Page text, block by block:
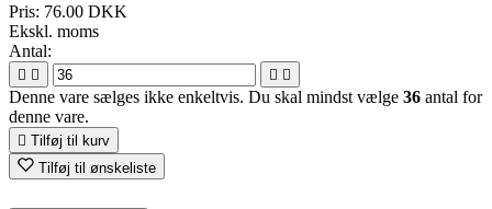
Pris: 76.00 DKK
Ekskl. moms
Antal:
   
Denne vare sælges ikke enkeltvis. Du skal mindst vælge 36 antal for
denne vare.
 Tilføj til kurv
Tilføj til ønskeliste